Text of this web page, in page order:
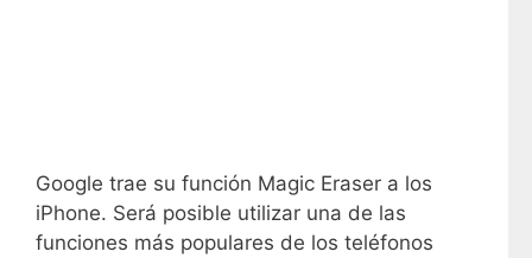
Google trae su función Magic Eraser a los
iPhone. Será posible utilizar una de las
funciones más populares de los teléfonos